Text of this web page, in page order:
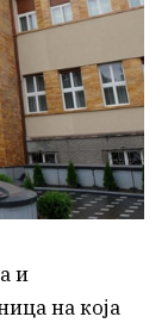
и
на која